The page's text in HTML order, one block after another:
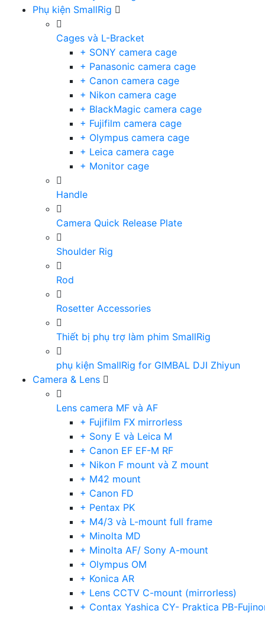
Phụ kiện SmallRig
Cages và L-Bracket
+ SONY camera cage
+ Panasonic camera cage
+ Canon camera cage
+ Nikon camera cage
+ BlackMagic camera cage
+ Fujifilm camera cage
+ Olympus camera cage
+ Leica camera cage
+ Monitor cage
Handle
Camera Quick Release Plate
Shoulder Rig
Rod
Rosetter Accessories
Thiết bị phụ trợ làm phim SmallRig
phụ kiện SmallRig for GIMBAL DJI Zhiyun
Camera & Lens
Lens camera MF và AF
+ Fujifilm FX mirrorless
+ Sony E và Leica M
+ Canon EF EF-M RF
+ Nikon F mount và Z mount
+ M42 mount
+ Canon FD
+ Pentax PK
+ M4/3 và L-mount full frame
+ Minolta MD
+ Minolta AF/ Sony A-mount
+ Olympus OM
+ Konica AR
+ Lens CCTV C-mount (mirrorless)
+ Contax Yashica CY- Praktica PB-